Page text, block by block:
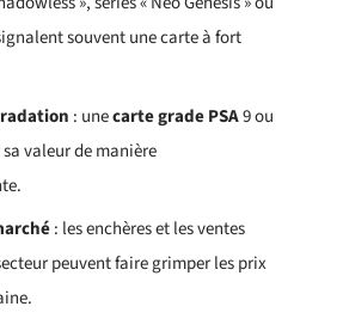
souvent une carte à fort
: unecarte grade PSA9 ou
valeur de manière
: les enchères et les ventes
peuvent faire grimper les prix